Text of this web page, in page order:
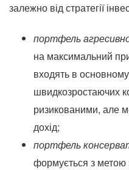
залежно від стратегії
портфель
на максимальний
входять в
швидкозростаючих
ризикованими, але
дохід;
портфель
формується з метою